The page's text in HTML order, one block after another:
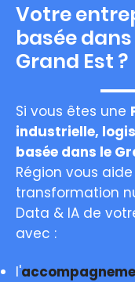
Votre
basée
Grand Est ?
Si vous êtes une
industrielle,
basée dans le
Région vous
transformation
Data & IA de
avec :
l'